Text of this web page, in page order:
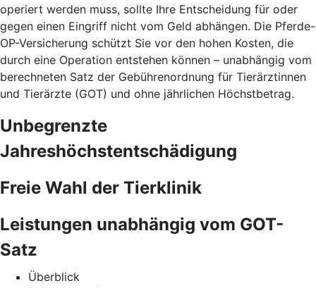
operiert werden muss, sollte Ihre Entscheidung für oder
gegen einen Eingriff nicht vom Geld abhängen. Die Pferde-
OP-Versicherung schützt Sie vor den hohen Kosten, die
durch eine Operation entstehen können – unabhängig vom
berechneten Satz der Gebührenordnung für Tierärztinnen
und Tierärzte (GOT) und ohne jährlichen Höchstbetrag.
Unbegrenzte
Jahreshöchstentschädigung
Freie Wahl der Tierklinik
Leistungen unabhängig vom GOT-
Satz
Überblick